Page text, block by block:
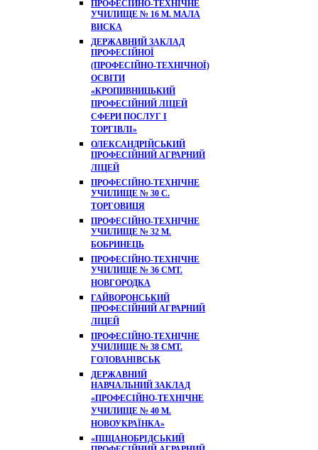
ПРОФЕСІЙНО-ТЕХНІЧНЕ
УЧИЛИЩЕ № 16 М. МАЛА
ВИСКА
ДЕРЖАВНИЙ ЗАКЛАД
ПРОФЕСІЙНОЇ
(ПРОФЕСІЙНО-ТЕХНІЧНОЇ)
ОСВІТИ
«КРОПИВНИЦЬКИЙ
ПРОФЕСІЙНИЙ ЛІЦЕЙ
СФЕРИ ПОСЛУГ І
ТОРГІВЛІ»
ОЛЕКСАНДРІЙСЬКИЙ
ПРОФЕСІЙНИЙ АГРАРНИЙ
ЛІЦЕЙ
ПРОФЕСІЙНО-ТЕХНІЧНЕ
УЧИЛИЩЕ № 30 С.
ТОРГОВИЦЯ
ПРОФЕСІЙНО-ТЕХНІЧНЕ
УЧИЛИЩЕ № 32 М.
БОБРИНЕЦЬ
ПРОФЕСІЙНО-ТЕХНІЧНЕ
УЧИЛИЩЕ № 36 СМТ.
НОВГОРОДКА
ГАЙВОРОНСЬКИЙ
ПРОФЕСІЙНИЙ АГРАРНИЙ
ЛІЦЕЙ
ПРОФЕСІЙНО-ТЕХНІЧНЕ
УЧИЛИЩЕ № 38 СМТ.
ГОЛОВАНІВСЬК
ДЕРЖАВНИЙ
НАВЧАЛЬНИЙ ЗАКЛАД
«ПРОФЕСІЙНО-ТЕХНІЧНЕ
УЧИЛИЩЕ № 40 М.
НОВОУКРАЇНКА»
«ПІЩАНОБРІДСЬКИЙ